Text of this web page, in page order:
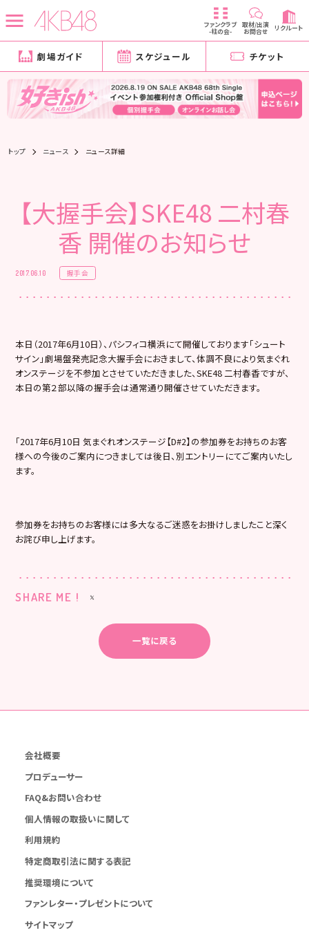
ファンクラブ
-柱の会-
取材/出演
お問合せ リクルート
劇場ガイド スケジュール チケット
トップ ニュース ニュース詳細
【大握手会】SKE48 二村春
香 開催のお知らせ
2017.06.10 握手会
本日（2017年6月10日）、パシフィコ横浜にて開催しております「シュート
サイン」劇場盤発売記念大握手会におきまして、体調不良により気まぐれ
オンステージを不参加とさせていただきました、SKE48 二村春香ですが、
本日の第２部以降の握手会は通常通り開催させていただきます。
「2017年6月10日 気まぐれオンステージ【D#2】の参加券をお持ちのお客
様への今後のご案内につきましては後日、別エントリーにてご案内いたし
ます。
参加券をお持ちのお客様には多大なるご迷惑をお掛けしましたこと深く
お詫び申し上げます。
SHARE ME !
一覧に戻る
会社概要
プロデューサー
FAQ&お問い合わせ
個人情報の取扱いに関して
利用規約
特定商取引法に関する表記
推奨環境について
ファンレター・プレゼントについて
サイトマップ